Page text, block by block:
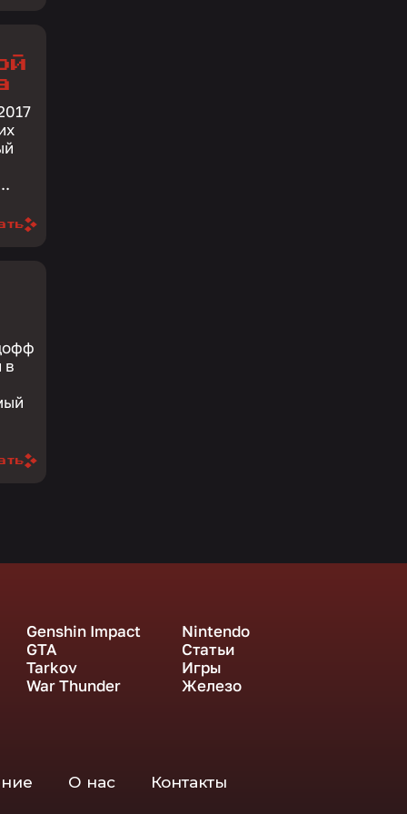
Genshin Impact
GTA
Tarkov
War Thunder
Nintendo
Статьи
Игры
Железо
О нас
Контакты